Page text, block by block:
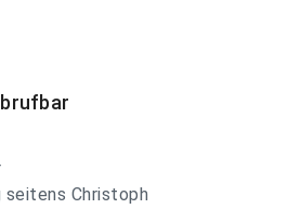
Christoph